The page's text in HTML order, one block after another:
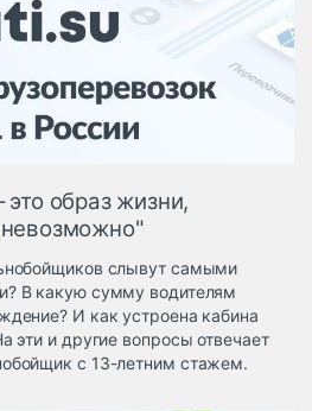
грузы
и
грузы
и
и ВЭД
образ жизни,
слывут самыми
В какую сумму водителям
И как устроена кабина
эти и другие вопросы отвечает
с 13-летним стажем.